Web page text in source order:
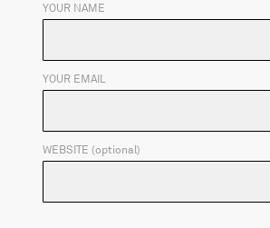
YOUR NAME
YOUR EMAIL
WEBSITE (optional)